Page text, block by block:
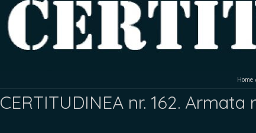
Home
CERTITUDINEA nr. 162.